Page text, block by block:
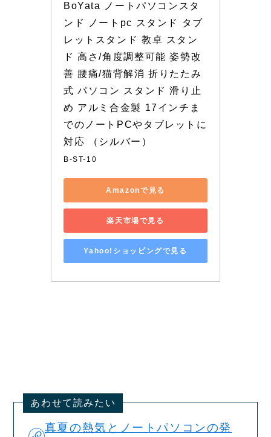
BoYata ノートパソコンスタ
ンド ノートpc スタンド タブ
レットスタンド 教卓 スタン
ド 高さ/角度調整可能 姿勢改
善 腰痛/猫背解消 折りたたみ
式 パソコン スタンド 滑り止
め アルミ合金製 17インチま
でのノートPCやタブレットに
対応 （シルバー）
B-ST-10
Amazonで見る
楽天市場で見る
Yahoo!ショッピングで見る
あわせて読みたい
真夏の熱気とノートパソコンの発